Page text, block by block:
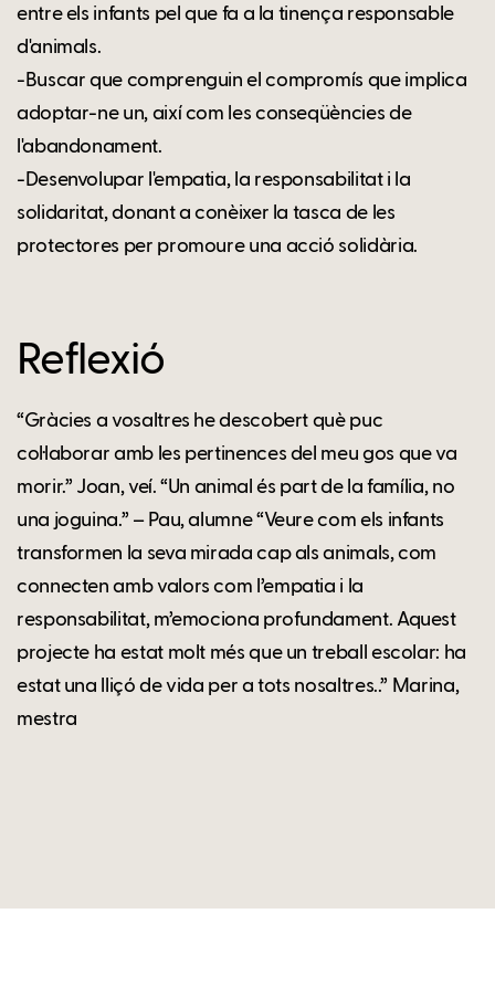
entre els infants pel que fa a la tinença responsable
d'animals.
-Buscar que comprenguin el compromís que implica
adoptar-ne un, així com les conseqüències de
l'abandonament.
-Desenvolupar l'empatia, la responsabilitat i la
solidaritat, donant a conèixer la tasca de les
protectores per promoure una acció solidària.
Reflexió
“Gràcies a vosaltres he descobert què puc
col·laborar amb les pertinences del meu gos que va
morir.” Joan, veí. “Un animal és part de la família, no
una joguina.” – Pau, alumne “Veure com els infants
transformen la seva mirada cap als animals, com
connecten amb valors com l’empatia i la
responsabilitat, m’emociona profundament. Aquest
projecte ha estat molt més que un treball escolar: ha
estat una lliçó de vida per a tots nosaltres..” Marina,
mestra